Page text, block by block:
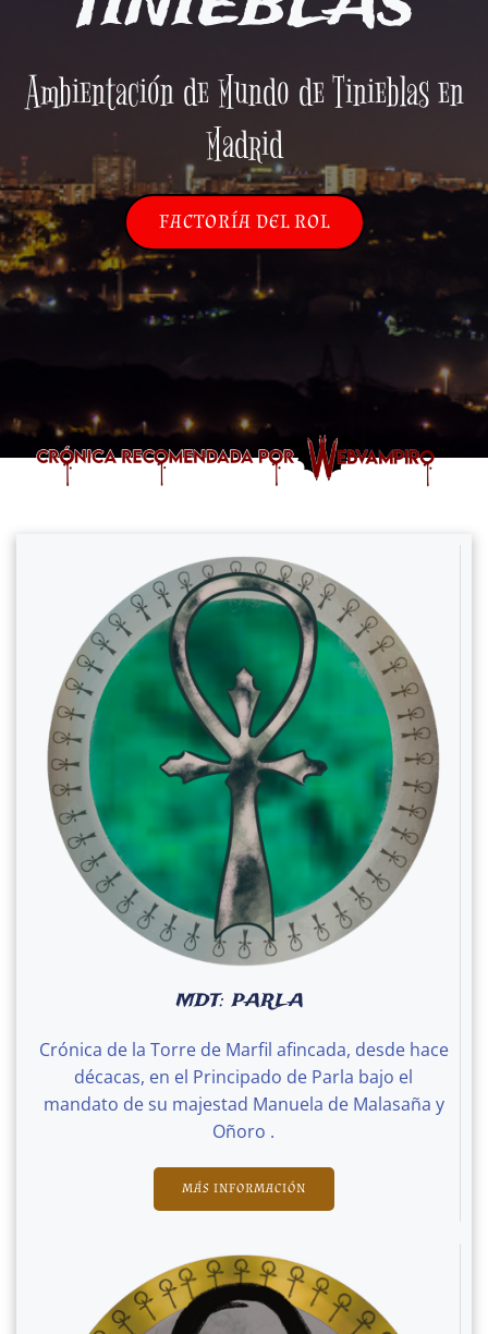
Ambientación de Mundo de Tinieblas en
Madrid
FACTORÍA DEL ROL
MDT: PARLA
Crónica de la Torre de Marfil afincada, desde hace
décacas, en el Principado de Parla bajo el
mandato de su majestad Manuela de Malasaña y
Oñoro .
MÁS INFORMACIÓN